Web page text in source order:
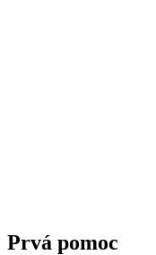
Prvá pomoc